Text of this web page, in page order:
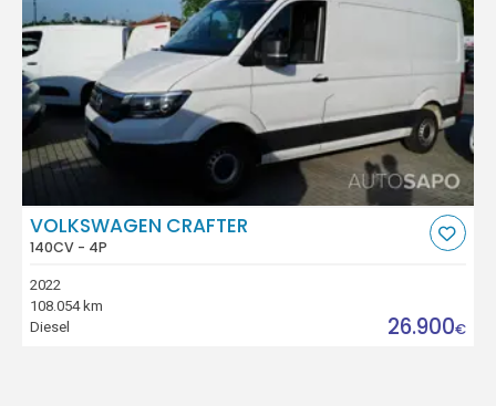
VOLKSWAGEN CRAFTER
140CV - 4P
2022
108.054 km
Diesel
26.900€